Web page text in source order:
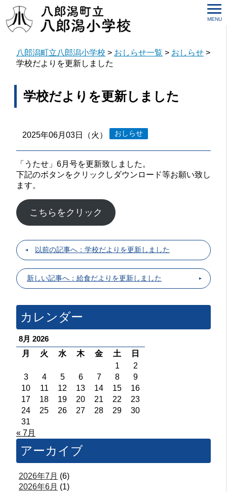
MENU
八郎潟町立八郎潟小学校 > おしらせ一覧 > おしらせ >
学校だよりを更新しました
学校だよりを更新しました
2025年06月03日（火） おしらせ
「うたせ」6月号を更新致しました。
下記のボタンをクリックしダウンロード等お願い致し
ます。
こちらをクリック
以前の記事へ：学校だよりを更新しました
新しい記事へ：給食だよりを更新しました
カレンダー
8月 2026
月
火 水 木 金 土
日
1
2
3
4 5 6 7 8
9
10
11 12 13 14 15
16
17
18 19 20 21 22
23
24
25 26 27 28 29
30
31
« 7月
アーカイブ
2026年7月 (6)
2026年6月 (1)